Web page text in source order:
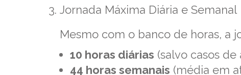
Jornada Máxima Diária e Semanal
Mesmo com o banco de horas, a
10 horas diárias (salvo casos
44 horas semanais (média em